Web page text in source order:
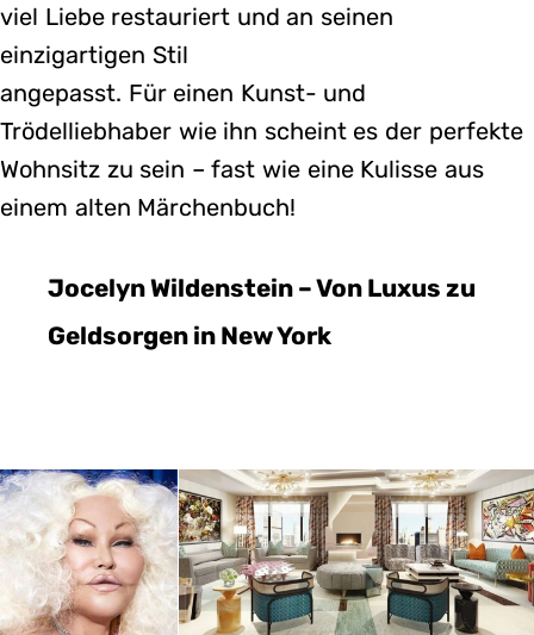
viel Liebe restauriert und an seinen
einzigartigen Stil
angepasst. Für einen Kunst- und
Trödelliebhaber wie ihn scheint es der perfekte
Wohnsitz zu sein – fast wie eine Kulisse aus
einem alten Märchenbuch!
Jocelyn Wildenstein – Von Luxus zu
Geldsorgen in New York